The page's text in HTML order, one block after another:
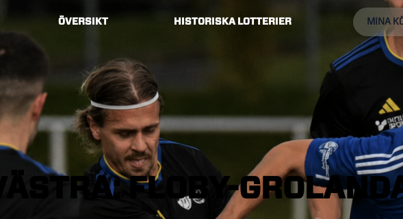
ÖVERSIKT HISTORISKA LOTTERIER MINA
VÄSTRA: FLOBY-